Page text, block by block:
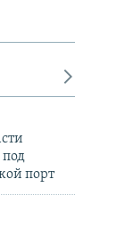
порт